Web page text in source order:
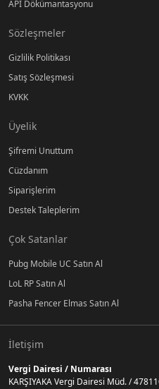
API Dökümantasyonu
Sözleşmeler
Gizlilik Politikası
Satış Sözleşmesi
KVKK
Üyelik
Şifremi Unuttum
Cüzdanım
Siparişlerim
Destek Taleplerim
Çok Satanlar
Pubg Mobile UC Satın Al
LoL RP Satın Al
Pasha Fencer Elmas Satın Al
İletişim
Vergi Dairesi / Numarası
KARŞIYAKA Vergi Dairesi Müd. /